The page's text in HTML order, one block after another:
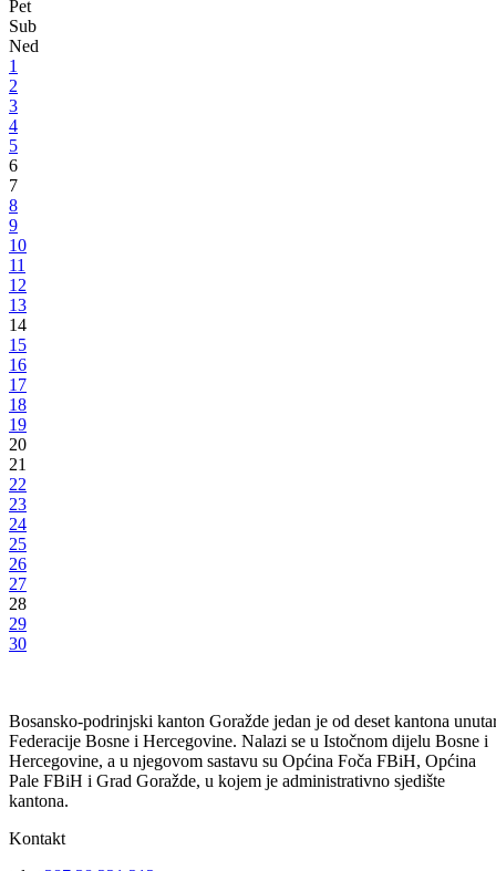
MINISTARSTVO ZA OBRAZOVANJE, MLADE, NAUKU,
KULTURU I SPORT
Objavljen Javni konkurs za upis učenika u srednje škole na području
Bosansko-podrinjskog kantona Goražde za školsku 2026/2027
03.06.2026